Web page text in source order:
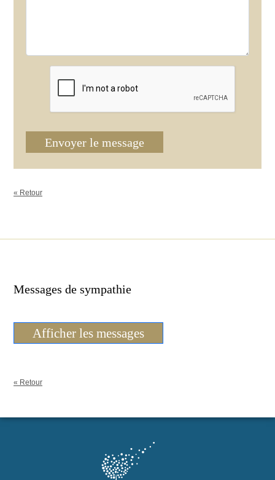
Envoyer le message
« Retour
Messages de sympathie
Afficher les messages
« Retour